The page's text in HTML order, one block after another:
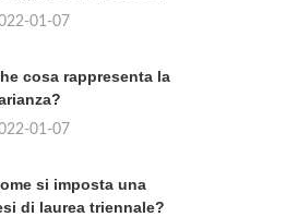
01-07
cosa rappresenta la
01-07
si imposta una
di laurea triennale?